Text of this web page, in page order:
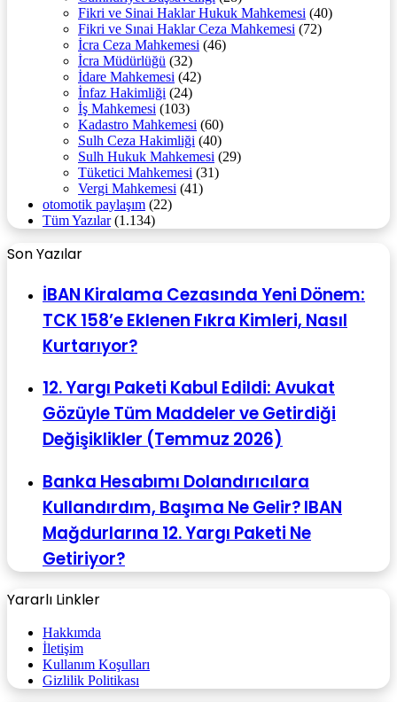
Fikri ve Sinai Haklar Hukuk Mahkemesi (40)
Fikri ve Sınai Haklar Ceza Mahkemesi (72)
İcra Ceza Mahkemesi (46)
İcra Müdürlüğü (32)
İdare Mahkemesi (42)
İnfaz Hakimliği (24)
İş Mahkemesi (103)
Kadastro Mahkemesi (60)
Sulh Ceza Hakimliği (40)
Sulh Hukuk Mahkemesi (29)
Tüketici Mahkemesi (31)
Vergi Mahkemesi (41)
otomotik paylaşım (22)
Tüm Yazılar(1.134)
Son Yazılar
İBAN Kiralama Cezasında Yeni Dönem:
TCK 158’e Eklenen Fıkra Kimleri, Nasıl
Kurtarıyor?
12. Yargı Paketi Kabul Edildi: Avukat
Gözüyle Tüm Maddeler ve Getirdiği
Değişiklikler (Temmuz 2026)
Banka Hesabımı Dolandırıcılara
Kullandırdım, Başıma Ne Gelir? IBAN
Mağdurlarına 12. Yargı Paketi Ne
Getiriyor?
Yararlı Linkler
Hakkımda
İletişim
Kullanım Koşulları
Gizlilik Politikası